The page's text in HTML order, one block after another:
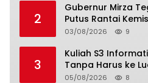
2
Gubernur Mirza
Putus Rantai
03/08/2026 9
3
Kuliah S3
Tanpa Harus ke
05/08/2026 8